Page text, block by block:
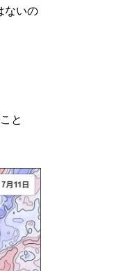
部 IKU
知恵を身につけたい】
気に入りを見つけたい】
気に入りを見つけたい】
ないの
と